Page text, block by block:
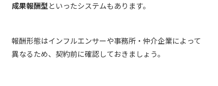
成果報酬型といったシステムもあります。
報酬形態はインフルエンサーや事務所・仲介企業によって
異なるため、契約前に確認しておきましょう。